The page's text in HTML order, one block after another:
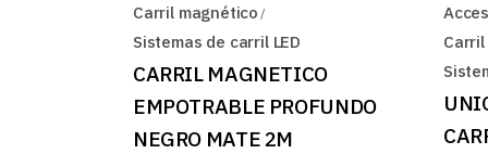
Carril magnético
Sistemas de carril LED
CARRIL MAGNETICO
EMPOTRABLE PROFUNDO
NEGRO MATE 2M